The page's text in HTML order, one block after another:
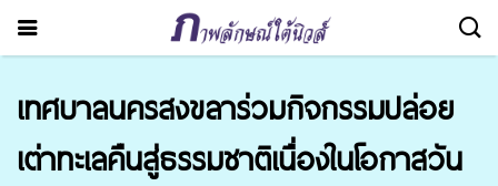
เทศบาลนครสงขลาร่วมกิจกรรมปล่อย
เต่าทะเลคืนสู่ธรรมชาติเนื่องในโอกาสวัน